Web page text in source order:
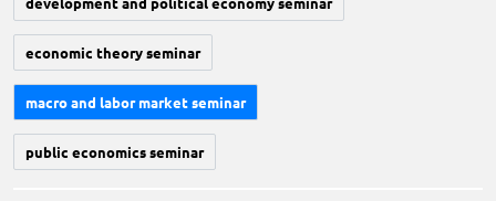
economic theory seminar
macro and labor market seminar
public economics seminar